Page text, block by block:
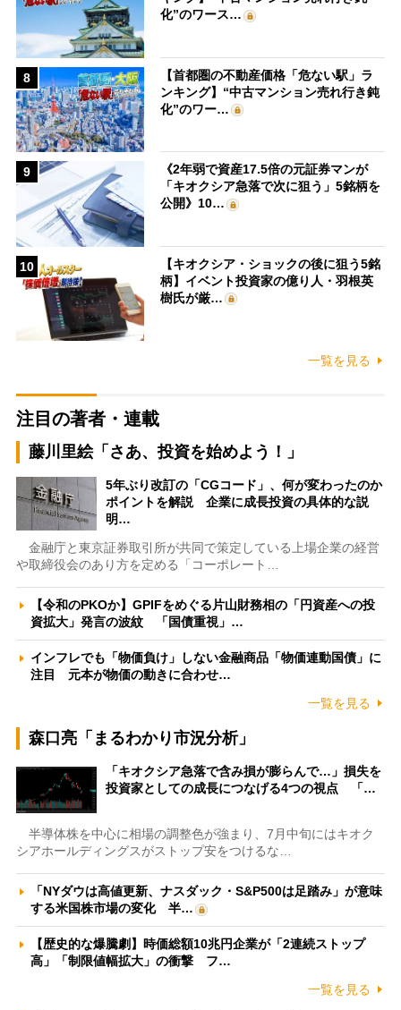
化”のワース…
8
【首都圏の不動産価格「危ない駅」ラ
ンキング】“中古マンション売れ行き鈍
化”のワー…
9
《2年弱で資産17.5倍の元証券マンが
「キオクシア急落で次に狙う」5銘柄を
公開》10…
10
【キオクシア・ショックの後に狙う5銘
柄】イベント投資家の億り人・羽根英
樹氏が厳…
一覧を見る
注目の著者・連載
藤川里絵「さあ、投資を始めよう！」
5年ぶり改訂の「CGコード」、何が変わったのか
ポイントを解説 企業に成長投資の具体的な説
明…
金融庁と東京証券取引所が共同で策定している上場企業の経営
や取締役会のあり方を定める「コーポレート…
【令和のPKOか】GPIFをめぐる片山財務相の「円資産への投
資拡大」発言の波紋 「国債重視」…
インフレでも「物価負け」しない金融商品「物価連動国債」に
注目 元本が物価の動きに合わせ…
一覧を見る
森口亮「まるわかり市況分析」
「キオクシア急落で含み損が膨らんで…」損失を
投資家としての成長につなげる4つの視点 「…
半導体株を中心に相場の調整色が強まり、7月中旬にはキオク
シアホールディングスがストップ安をつけるな…
「NYダウは高値更新、ナスダック・S&P500は足踏み」が意味
する米国株市場の変化 半…
【歴史的な爆騰劇】時価総額10兆円企業が「2連続ストップ
高」「制限値幅拡大」の衝撃 フ…
一覧を見る